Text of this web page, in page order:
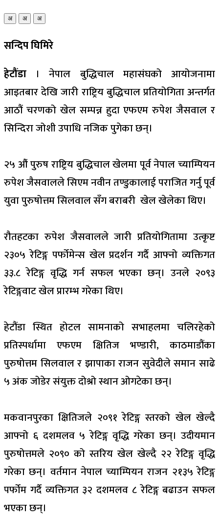
अ अ अ
सन्दिप घिमिरे
हेटौंडा । नेपाल बुद्धिचाल महासंघको आयोजनामा
आइतबार देखि जारी राष्ट्रिय बुद्धिचाल प्रतियोगिता अन्तर्गत
आठौं चरणको खेल सम्पन्न हुदा एफएम रुपेश जैसवाल र
सिन्दिरा जोशी उपाधि नजिक पुगेका छन्।
२५ औं पुरुष राष्ट्रिय बुद्धिचाल खेलमा पूर्व नेपाल च्याम्पियन
रुपेश जैसवालले सिएम नवीन तण्डुकालाई पराजित गर्नु पूर्व
युवा पुरुषोत्तम सिलवाल सँग बराबरी खेल खेलेका थिए।
रौतहटका रुपेश जैसवालले जारी प्रतियोगितामा उत्कृष्ट
२३०५ रेटिङ्ग पर्फोमेन्स खेल प्रदर्शन गर्दै आफ्नो व्यक्तिगत
३३.८ रेटिङ्ग वृद्धि गर्न सफल भएका छन्। उनले २०९३
रेटिङ्गवाट खेल प्रारम्भ गरेका थिए।
हेटौंडा स्थित होटल सामनाको सभाहलमा चलिरहेको
प्रतिस्पर्धामा एफएम क्षितिज भण्डारी, काठमाडौंका
पुरुषोत्तम सिलवाल र झापाका राजन सुवेदीले समान साढे
५ अंक जोडेर संयुक्त दोश्रो स्थान ओगटेका छन्।
मकवानपुरका क्षितिजले २०९१ रेटिङ्ग स्तरको खेल खेल्दै
आफ्नो ६ दशमलव ५ रेटिङ्ग वृद्धि गरेका छन्। उदीयमान
पुरुषोत्तमले २०९० को स्तरिय खेल खेल्दै २२ रेटिङ्ग वृद्धि
गरेका छन्। वर्तमान नेपाल च्याम्पियन राजन २१३५ रेटिङ्ग
पर्फोम गर्दै व्यक्तिगत ३२ दशमलव ८ रेटिङ्ग बढाउन सफल
भएका छन्।